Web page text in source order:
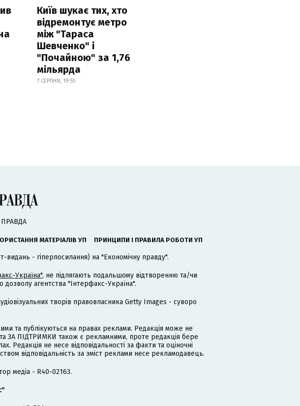
Київ шукає тих, хто
відремонтує метро
між "Тараса
Шевченко" і
"Почайною" за 1,76
мільярда
7 СЕРПНЯ, 19:55
МАТЕРІАЛІВ УП ПРИНЦИПИ І ПРАВИЛА РОБОТИ УП
видань - гіперпосилання) на "Економічну правду".
Україна", не підлягають подальшому відтворенню та/чи
агентства "Інтерфакс-Україна".
творів правовласника Getty Images - суворо
та публікуються на правах реклами. Редакція може не
ЗА ПІДТРИМКИ також є рекламними, проте редакція бере
Редакція не несе відповідальності за факти та оціночні
відповідальність за зміст реклами несе рекламодавець.
медіа - R40-02163.